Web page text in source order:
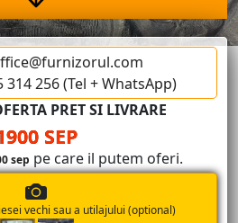
314 256 (Tel + WhatsApp)
PRET SI LIVRARE
1900 SEP
sep pe care il putem oferi.
vechi sau a utilajului (optional)